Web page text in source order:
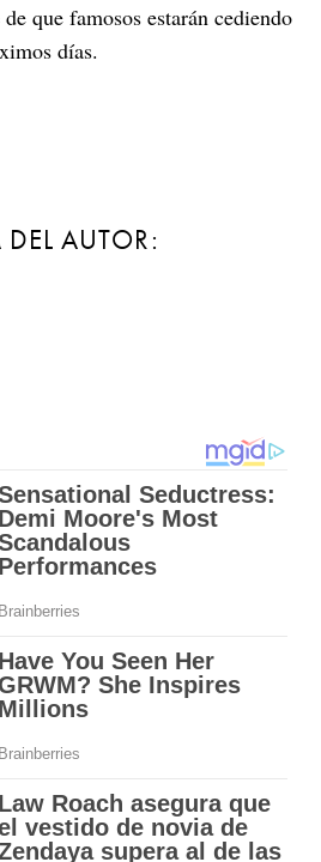
que famosos estarán cediendo
días.
AUTOR: